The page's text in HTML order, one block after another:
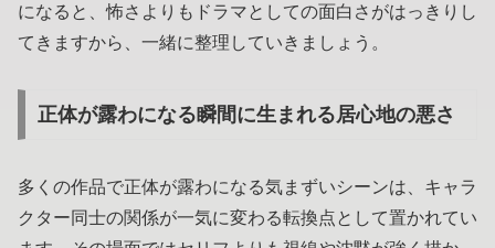
になると、怖さよりもドラマとしての面白さがはっきりし
てきますから、一緒に整理していきましょう。
正体が露わになる瞬間に生まれる居心地の悪さ
多くの作品で正体が露わになる気まずいシーンは、キャラ
クター同士の関係が一気に変わる転換点として置かれてい